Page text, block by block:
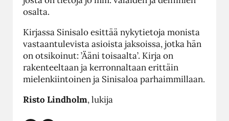
osalta.
Kirjassa Sinisalo esittää nykytietoja monista
vastaantulevista asioista jaksoissa, jotka hän
on otsikoinut: ’Ääni toisaalta’. Kirja on
rakenteeltaan ja kerronnaltaan erittäin
mielenkiintoinen ja Sinisaloa parhaimmillaan.
Risto Lindholm, lukija